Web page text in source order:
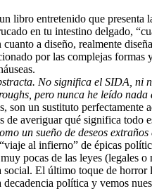
libro entretenido que presenta
en tu intestino delgado,
a diseño, realmente
por las complejas
No significa el SIDA,
pero nunca he leído
un sustituto
de averiguar qué significa
un sueño de deseos
al infierno” de épicas
pocas de las leyes (legales
El último toque de
política y vemos